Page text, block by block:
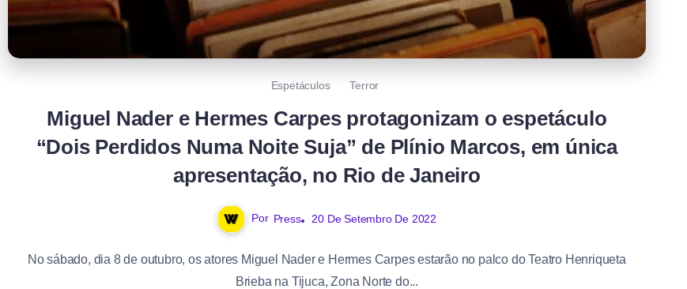
Espetáculos Terror
Miguel Nader e Hermes Carpes protagonizam o espetáculo
“Dois Perdidos Numa Noite Suja” de Plínio Marcos, em única
apresentação, no Rio de Janeiro
Por Press 20 De Setembro De 2022
No sábado, dia 8 de outubro, os atores Miguel Nader e Hermes Carpes estarão no palco do Teatro Henriqueta
Brieba na Tijuca, Zona Norte do...